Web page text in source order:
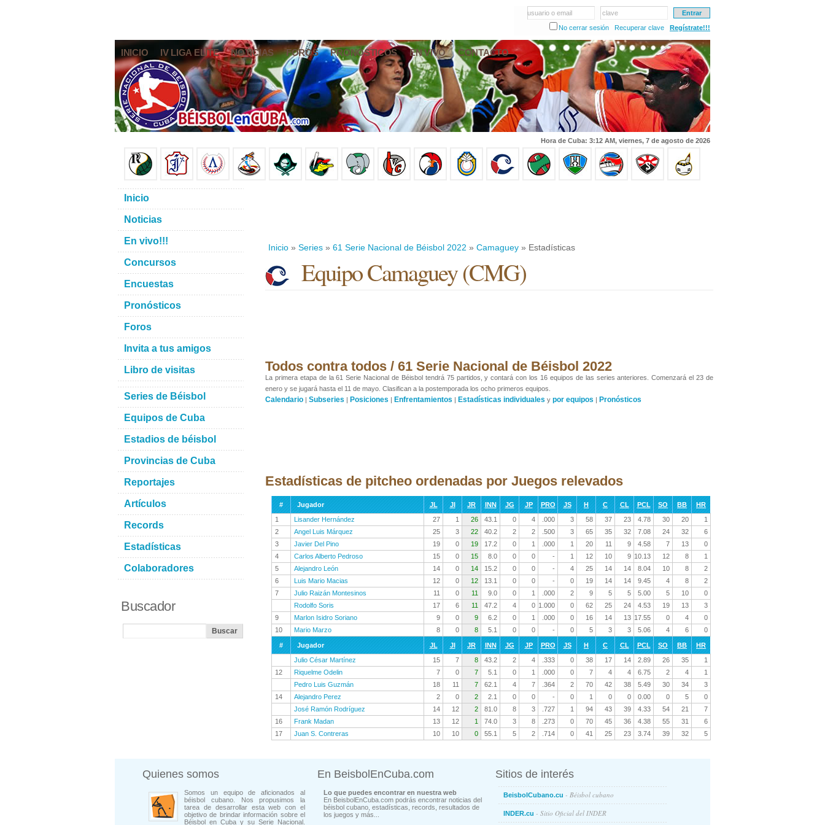
usuario o email
clave
No cerrar sesión
Recuperar clave Regístrate!!!
INICIO IV LIGA ELITE NOTICIAS FOROS PRONÓSTICOS EN VIVO CONTACTO
Hora de Cuba: 3:12 AM, viernes, 7 de agosto de 2026
Inicio » Series » 61 Serie Nacional de Béisbol 2022 » Camaguey » Estadísticas
Equipo Camaguey (CMG)
Todos contra todos / 61 Serie Nacional de Béisbol 2022
La primera etapa de la 61 Serie Nacional de Béisbol tendrá 75 partidos, y contará con los 16 equipos de las series anteriores. Comenzará el 23 de
enero y se jugará hasta el 11 de mayo. Clasifican a la postemporada los ocho primeros equipos.
Calendario | Subseries | Posiciones | Enfrentamientos | Estadísticas individuales y por equipos | Pronósticos
Estadísticas de pitcheo ordenadas por Juegos relevados
# Jugador JL JI JR INN JG JP PRO JS H C CL PCL SO BB
HR
1
Lisander Hernández 27 1 26 43.1 0 4 .000 3 58 37 23 4.78 30 20
1
2
Angel Luis Márquez 25 3 22 40.2 2 2 .500 3 65 35 32 7.08 24 32
6
3
Javier Del Pino 19 0 19 17.2 0 1 .000 1 20 11 9 4.58 7 13
0
4
Carlos Alberto Pedroso 15 0 15 8.0 0 0 - 1 12 10 9 10.13 12 8
1
5
Alejandro León 14 0 14 15.2 0 0 - 4 25 14 14 8.04 10 8
2
6
Luis Mario Macias 12 0 12 13.1 0 0 - 0 19 14 14 9.45 4 8
2
7
Julio Raizán Montesinos 11 0 11 9.0 0 1 .000 2 9 5 5 5.00 5 10
0
Rodolfo Soris
17 6 11 47.2 4 0 1.000 0 62 25 24 4.53 19 13
3
9
Marlon Isidro Soriano 9 0 9 6.2 0 1 .000 0 16 14 13 17.55 0 4
0
10
Mario Marzo 8 0 8 5.1 0 0 - 0 5 3 3 5.06 4 6 0
# Jugador JL JI JR INN JG JP PRO JS H C CL PCL SO BB
HR
Julio César Martínez
15 7 8 43.2 2 4 .333 0 38 17 14 2.89 26 35
1
12
Riquelme Odelin 7 0 7 5.1 0 1 .000 0 7 4 4 6.75 2 4
1
Pedro Luis Guzmán
18 11 7 62.1 4 7 .364 2 70 42 38 5.49 30 34
3
14
Alejandro Perez 2 0 2 2.1 0 0 - 0 1 0 0 0.00 0 5
0
José Ramón Rodríguez
14 12 2 81.0 8 3 .727 1 94 43 39 4.33 54 21
7
16
Frank Madan 13 12 1 74.0 3 8 .273 0 70 45 36 4.38 55 31
6
17
Juan S. Contreras 10 10 0 55.1 5 2 .714 0 41 25 23 3.74 39 32 5
Inicio
Noticias
En vivo!!!
Concursos
Encuestas
Pronósticos
Foros
Invita a tus amigos
Libro de visitas
Series de Béisbol
Equipos de Cuba
Estadios de béisbol
Provincias de Cuba
Reportajes
Artículos
Records
Estadísticas
Colaboradores
Buscador
Quienes somos
Somos un equipo de aficionados al
béisbol cubano. Nos propusimos la
tarea de desarrollar esta web con el
objetivo de brindar información sobre el
Béisbol en Cuba y su Serie Nacional.
En BeisbolEnCuba.com
Lo que puedes encontrar en nuestra web
En BeisbolEnCuba.com podrás encontrar noticias del
béisbol cubano, estadísticas, records, resultados de
los juegos y más...
Sitios de interés
BeisbolCubano.cu - Béisbol cubano
INDER.cu - Sitio Oficial del INDER